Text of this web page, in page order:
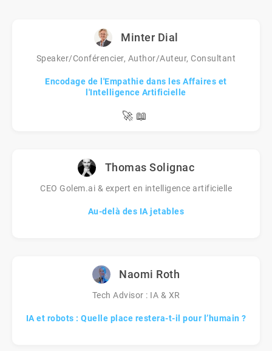
Minter Dial
Speaker/Conférencier, Author/Auteur, Consultant
Encodage de l'Empathie dans les Affaires et
l'Intelligence Artificielle
🚀 📖
Thomas Solignac
CEO Golem.ai & expert en intelligence artificielle
Au-delà des IA jetables
Naomi Roth
Tech Advisor : IA & XR
IA et robots : Quelle place restera-t-il pour l’humain ?